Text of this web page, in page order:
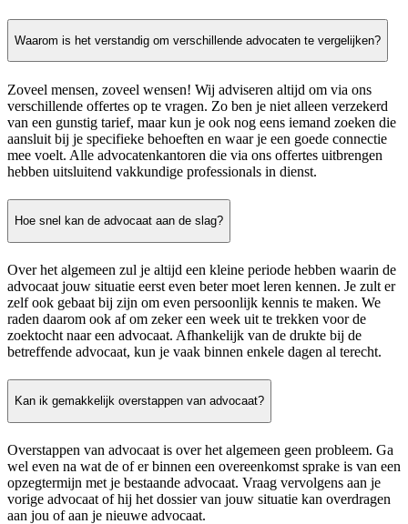
Waarom is het verstandig om verschillende advocaten te vergelijken?
Zoveel mensen, zoveel wensen! Wij adviseren altijd om via ons
verschillende offertes op te vragen. Zo ben je niet alleen verzekerd
van een gunstig tarief, maar kun je ook nog eens iemand zoeken die
aansluit bij je specifieke behoeften en waar je een goede connectie
mee voelt. Alle advocatenkantoren die via ons offertes uitbrengen
hebben uitsluitend vakkundige professionals in dienst.
Hoe snel kan de advocaat aan de slag?
Over het algemeen zul je altijd een kleine periode hebben waarin de
advocaat jouw situatie eerst even beter moet leren kennen. Je zult er
zelf ook gebaat bij zijn om even persoonlijk kennis te maken. We
raden daarom ook af om zeker een week uit te trekken voor de
zoektocht naar een advocaat. Afhankelijk van de drukte bij de
betreffende advocaat, kun je vaak binnen enkele dagen al terecht.
Kan ik gemakkelijk overstappen van advocaat?
Overstappen van advocaat is over het algemeen geen probleem. Ga
wel even na wat de of er binnen een overeenkomst sprake is van een
opzegtermijn met je bestaande advocaat. Vraag vervolgens aan je
vorige advocaat of hij het dossier van jouw situatie kan overdragen
aan jou of aan je nieuwe advocaat.